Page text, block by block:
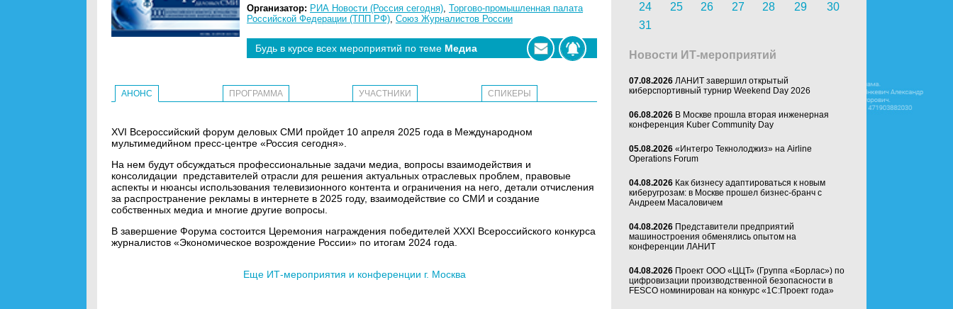
Организатор: РИА Новости (Россия сегодня), Торгово-промышленная палата
Российской Федерации (ТПП РФ), Союз Журналистов России
Будь в курсе всех мероприятий по теме Медиа
АНОНС ПРОГРАММА УЧАСТНИКИ СПИКЕРЫ
XVI Всероссийский форум деловых СМИ пройдет 10 апреля 2025 года в Международном
мультимедийном пресс-центре «Россия сегодня».
На нем будут обсуждаться профессиональные задачи медиа, вопросы взаимодействия и
консолидации представителей отрасли для решения актуальных отраслевых проблем, правовые
аспекты и нюансы использования телевизионного контента и ограничения на него, детали отчисления
за распространение рекламы в интернете в 2025 году, взаимодействие со СМИ и создание
собственных медиа и многие другие вопросы.
В завершение Форума состоится Церемония награждения победителей XXXI Всероссийского конкурса
журналистов «Экономическое возрождение России» по итогам 2024 года.
Еще ИТ-мероприятия и конференции г. Москва
24
25 26 27 28 29
30
31
Новости ИТ-мероприятий
07.08.2026 ЛАНИТ завершил открытый
киберспортивный турнир Weekend Day 2026
06.08.2026 В Москве прошла вторая инженерная
конференция Kuber Community Day
05.08.2026 «Интегро Текнолоджиз» на Airline
Operations Forum
04.08.2026 Как бизнесу адаптироваться к новым
киберугрозам: в Москве прошел бизнес-бранч с
Андреем Масаловичем
04.08.2026 Представители предприятий
машиностроения обменялись опытом на
конференции ЛАНИТ
04.08.2026 Проект ООО «ЦЦТ» (Группа «Борлас») по
цифровизации производственной безопасности в
FESCO номинирован на конкурс «1С:Проект года»